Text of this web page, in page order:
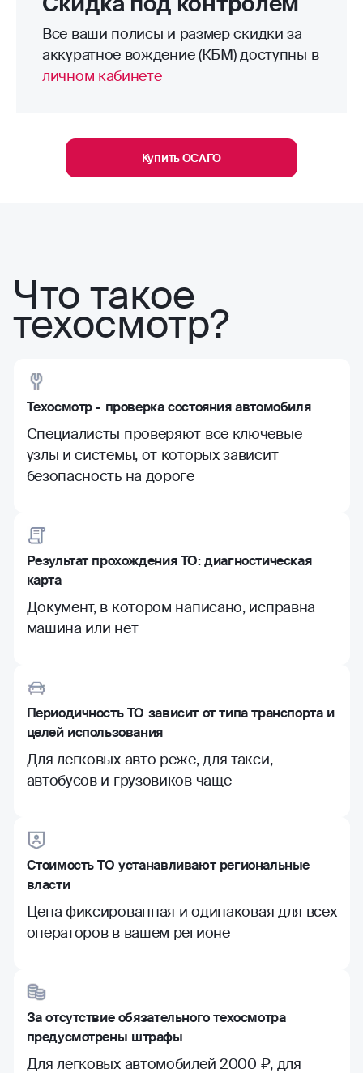
Все ваши полисы и размер скидки за
аккуратное вождение (КБМ) доступны в
личном кабинете
Купить ОСАГО
Что такое
техосмотр?
Техосмотр - проверка состояния автомобиля
Специалисты проверяют все ключевые
узлы и системы, от которых зависит
безопасность на дороге
Результат прохождения ТО: диагностическая
карта
Документ, в котором написано, исправна
машина или нет
Периодичность ТО зависит от типа транспорта и
целей использования
Для легковых авто реже, для такси,
автобусов и грузовиков чаще
Стоимость ТО устанавливают региональные
власти
Цена фиксированная и одинаковая для всех
операторов в вашем регионе
За отсутствие обязательного техосмотра
предусмотрены штрафы
Для легковых автомобилей 2000 ₽, для